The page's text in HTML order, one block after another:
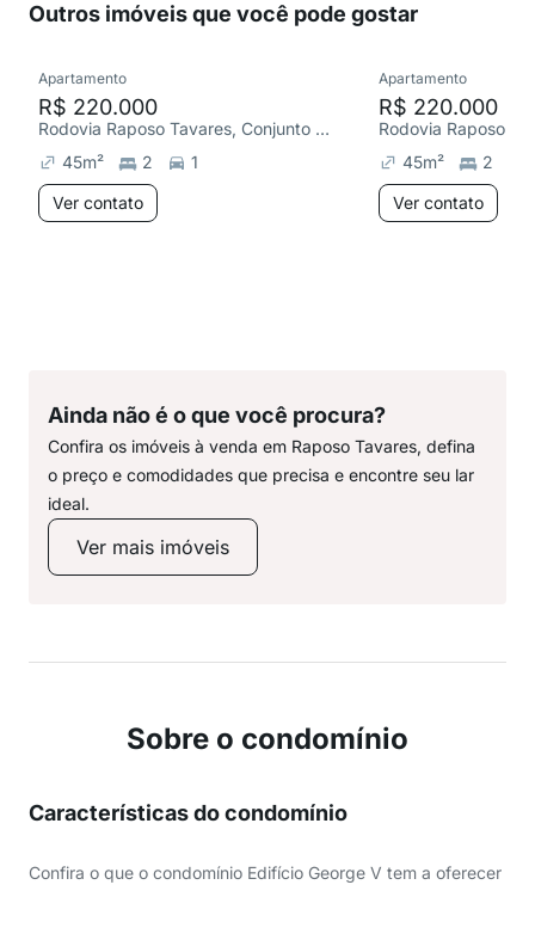
Outros imóveis que você pode gostar
Apartamento
R$ 220.000
Rodovia Raposo Tavares, Conjunto Residencial Butantã
45m² 2
1
Ver contato
Apartamento
R$ 220.000
45m² 2
Ver contato
Ainda não é o que você procura?
Confira os imóveis à venda em Raposo Tavares, defina
o preço e comodidades que precisa e encontre seu lar
ideal.
Ver mais imóveis
Sobre o condomínio
Características do condomínio
Confira o que o condomínio Edifício George V tem a oferecer